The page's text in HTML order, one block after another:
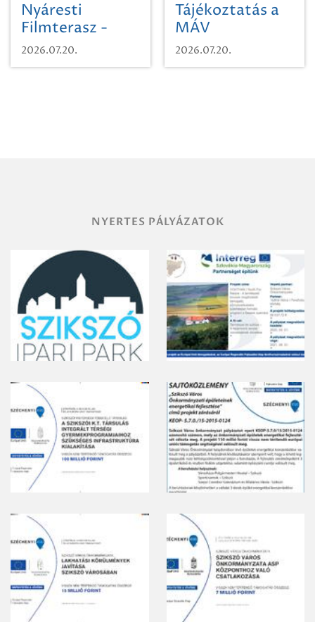
Nyáresti
Filmterasz -
Beugró a
Paradicsomba
2026.07.20.
Tájékoztatás a
MÁV
Pályaműködtetési
Zrt. Területi
2026.07.20.
NYERTES PÁLYÁZATOK